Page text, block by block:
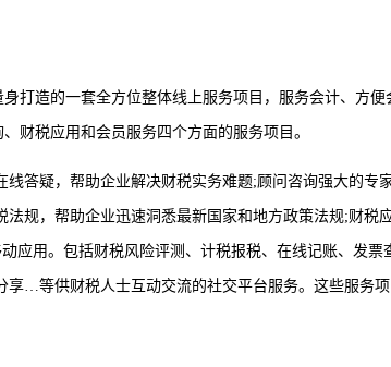
打造的一套全方位整体线上服务项目，服务会计、方便
财税应用和会员服务四个方面的服务项目。
答疑，帮助企业解决财税实务难题;顾问咨询强大的专
规，帮助企业迅速洞悉最新国家和地方政策法规;财税
应用。包括财税风险评测、计税报税、在线记账、发票
…等供财税人士互动交流的社交平台服务。这些服务